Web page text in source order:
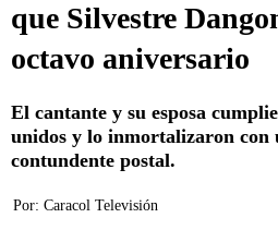
que Silvestre
octavo aniversario
El cantante y su esposa
unidos y lo inmortalizaron con
contundente postal.
Por: Caracol Televisión